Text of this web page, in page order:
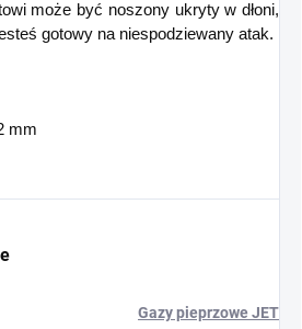
może być noszony ukryty w dłoni,
gotowy na niespodziewany atak.
mm
Gazy pieprzowe JET